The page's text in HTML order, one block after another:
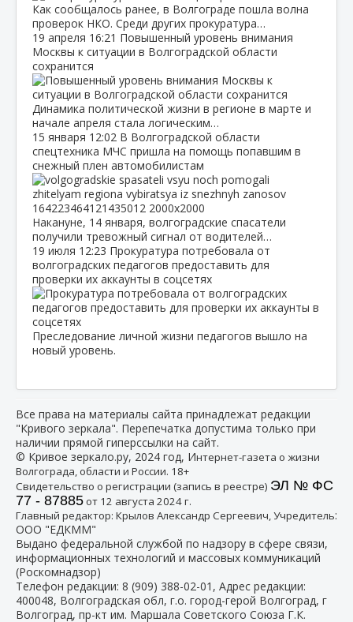
Как сообщалось ранее, в Волгограде пошла волна
проверок НКО. Среди других прокуратура…
19 апреля 16:21 Повышенный уровень внимания
Москвы к ситуации в Волгоградской области
сохранится
Динамика политической жизни в регионе в марте и
начале апреля стала логическим…
15 января 12:02 В Волгоградской области
спецтехника МЧС пришла на помощь попавшим в
снежный плен автомобилистам
Накануне, 14 января, волгоградские спасатели
получили тревожный сигнал от водителей…
19 июля 12:23 Прокуратура потребовала от
волгоградских педагогов предоставить для
проверки их аккаунты в соцсетях
Преследование личной жизни педагогов вышло на
новый уровень.
Все права на материалы сайта принадлежат редакции
"Кривого зеркала". Перепечатка допустима только при
наличии прямой гиперссылки на сайт.
© Кривое зеркало.ру, 2024 год, Интернет-газета о жизни
Волгограда, области и России. 18+
Свидетельство о регистрации (запись в реестре) ЭЛ № ФС
77 - 87885от 12 августа 2024 г.
Главный редактор: Крылов Александр Сергеевич, Учредитель:
ООО "ЕДКММ"
Выдано федеральной службой по надзору в сфере связи,
информационных технологий и массовых коммуникаций
(Роскомнадзор)
Телефон редакции: 8 (909) 388-02-01 , Адрес редакции:
400048, Волгоградская обл, г.о. город-герой Волгоград, г
Волгоград, пр-кт им. Маршала Советского Союза Г.К.